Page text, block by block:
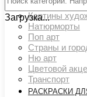
Люди
Картины
Натюрморты
Поп арт
Страны и
Ню арт
Цветовой
Транспорт
РАСКРАСКИ
Загрузка...